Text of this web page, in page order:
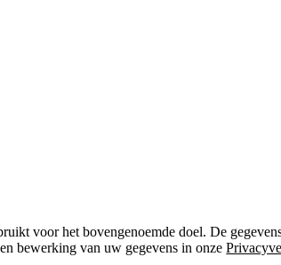
voor het bovengenoemde doel. De
bewerking van uw gegevens in onze